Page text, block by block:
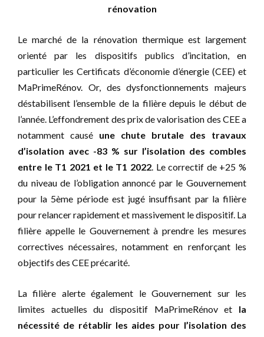
rénovation
Le marché de la rénovation thermique est largement
orienté par les dispositifs publics d’incitation, en
particulier les Certificats d’économie d’énergie (CEE) et
MaPrimeRénov. Or, des dysfonctionnements majeurs
déstabilisent l’ensemble de la filière depuis le début de
l’année. L’effondrement des prix de valorisation des CEE a
notamment causé une chute brutale des travaux
d’isolation avec -83 % sur l’isolation des combles
entre le T1 2021 et le T1 2022. Le correctif de +25 %
du niveau de l’obligation annoncé par le Gouvernement
pour la 5ème période est jugé insuffisant par la filière
pour relancer rapidement et massivement le dispositif. La
filière appelle le Gouvernement à prendre les mesures
correctives nécessaires, notamment en renforçant les
objectifs des CEE précarité.
La filière alerte également le Gouvernement sur les
limites actuelles du dispositif MaPrimeRénov et la
nécessité de rétablir les aides pour l’isolation des